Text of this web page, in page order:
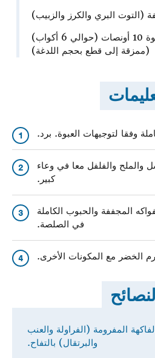
(التوت البري والكرز والزبيب)
كرنب أو سبانخ عبوة 10 أونصات (حوالي 6 أكواب)
(ممزقة إلى قطع بحجم اللدغة)
1 وفقا لتوجيهات العبوة. برد.
2
والملح والفلفل معا في وعاء
كبير.
3
المجففة والحبوب الكاملة
في الصلصة.
4 الخضر مع المكونات الأخرى.
من الفاكهة المفرومة (الفراولة والعنب
والبرتقال) بالتفاح.